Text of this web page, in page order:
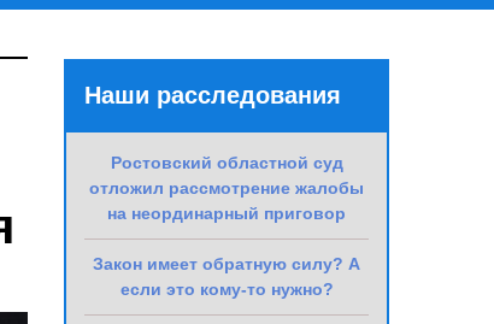
Наши расследования
Ростовский областной суд
отложил рассмотрение жалобы
на неординарный приговор
Закон имеет обратную силу? А
если это кому-то нужно?